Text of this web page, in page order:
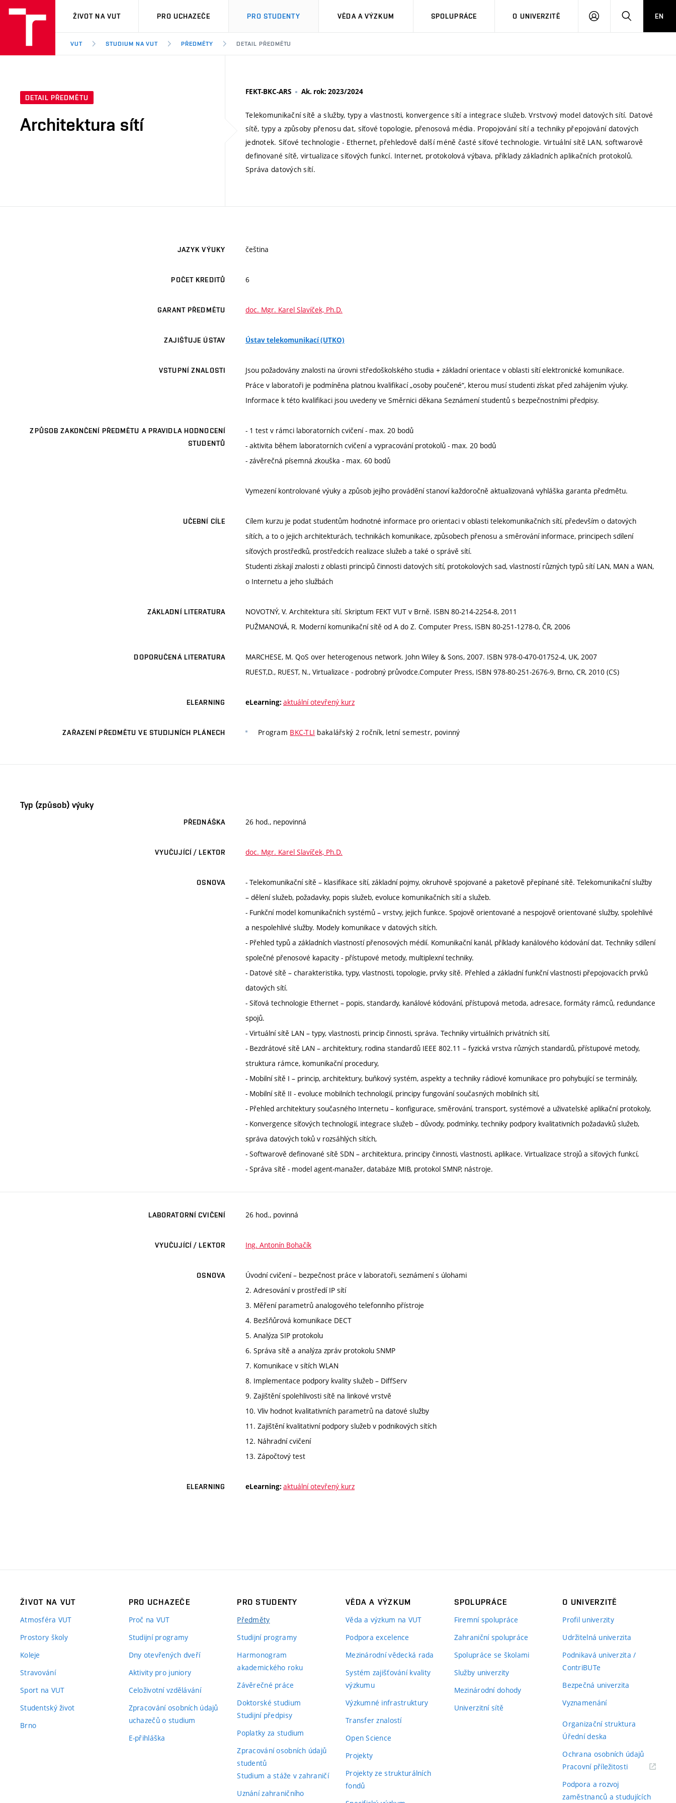
VUT
ŽIVOT NA VUT PRO UCHAZEČE PRO STUDENTY VĚDA A VÝZKUM SPOLUPRÁCE O UNIVERZITĚ
PŘIHLÁSIT HLEDATEN
VUT STUDIUM NA VUT PŘEDMĚTY DETAIL PŘEDMĚTU
DETAIL PŘEDMĚTU
Architektura sítí
FEKT-BKC-ARS Ak. rok: 2023/2024
Telekomunikační sítě a služby, typy a vlastnosti, konvergence sítí a integrace služeb. Vrstvový model datových sítí. Datové
sítě, typy a způsoby přenosu dat, síťové topologie, přenosová média. Propojování sítí a techniky přepojování datových
jednotek. Síťové technologie - Ethernet, přehledově další méně časté síťové technologie. Virtuální sítě LAN, softwarově
definované sítě, virtualizace síťových funkcí. Internet, protokolová výbava, příklady základních aplikačních protokolů.
Správa datových sítí.
JAZYK VÝUKY čeština
POČET KREDITŮ 6
GARANT PŘEDMĚTU doc. Mgr. Karel Slavíček, Ph.D.
ZAJIŠŤUJE ÚSTAV Ústav telekomunikací (UTKO)
VSTUPNÍ ZNALOSTI
Jsou požadovány znalosti na úrovni středoškolského studia + základní orientace v oblasti sítí elektronické komunikace.
Práce v laboratoři je podmíněna platnou kvalifikací „osoby poučené“, kterou musí studenti získat před zahájením výuky.
Informace k této kvalifikaci jsou uvedeny ve Směrnici děkana Seznámení studentů s bezpečnostními předpisy.
ZPŮSOB ZAKONČENÍ PŘEDMĚTU A PRAVIDLA HODNOCENÍ
STUDENTŮ
- 1 test v rámci laboratorních cvičení - max. 20 bodů
- aktivita během laboratorních cvičení a vypracování protokolů - max. 20 bodů
- závěrečná písemná zkouška - max. 60 bodů
Vymezení kontrolované výuky a způsob jejího provádění stanoví každoročně aktualizovaná vyhláška garanta předmětu.
UČEBNÍ CÍLE
Cílem kurzu je podat studentům hodnotné informace pro orientaci v oblasti telekomunikačních sítí, především o datových
sítích, a to o jejich architekturách, technikách komunikace, způsobech přenosu a směrování informace, principech sdílení
síťových prostředků, prostředcích realizace služeb a také o správě sítí.
Studenti získají znalosti z oblasti principů činnosti datových sítí, protokolových sad, vlastností různých typů sítí LAN, MAN a WAN,
o Internetu a jeho službách
ZÁKLADNÍ LITERATURA
NOVOTNÝ, V. Architektura sítí. Skriptum FEKT VUT v Brně. ISBN 80-214-2254-8, 2011
PUŽMANOVÁ, R. Moderní komunikační sítě od A do Z. Computer Press, ISBN 80-251-1278-0, ČR, 2006
DOPORUČENÁ LITERATURA
MARCHESE, M. QoS over heterogenous network. John Wiley & Sons, 2007. ISBN 978-0-470-01752-4, UK, 2007
RUEST,D., RUEST, N., Virtualizace - podrobný průvodce.Computer Press, ISBN 978-80-251-2676-9, Brno, CR, 2010 (CS)
ELEARNING eLearning: aktuální otevřený kurz
ZAŘAZENÍ PŘEDMĚTU VE STUDIJNÍCH PLÁNECH Program BKC-TLI bakalářský 2 ročník, letní semestr, povinný
Typ (způsob) výuky
PŘEDNÁŠKA 26 hod., nepovinná
VYUČUJÍCÍ / LEKTOR doc. Mgr. Karel Slavíček, Ph.D.
OSNOVA
- Telekomunikační sítě – klasifikace sítí, základní pojmy, okruhově spojované a paketově přepínané sítě. Telekomunikační služby
– dělení služeb, požadavky, popis služeb, evoluce komunikačních sítí a služeb.
- Funkční model komunikačních systémů – vrstvy, jejich funkce. Spojově orientované a nespojově orientované služby, spolehlivé
a nespolehlivé služby. Modely komunikace v datových sítích.
- Přehled typů a základních vlastností přenosových médií. Komunikační kanál, příklady kanálového kódování dat. Techniky sdílení
společné přenosové kapacity - přístupové metody, multiplexní techniky.
- Datové sítě – charakteristika, typy, vlastnosti, topologie, prvky sítě. Přehled a základní funkční vlastnosti přepojovacích prvků
datových sítí.
- Síťová technologie Ethernet – popis, standardy, kanálové kódování, přístupová metoda, adresace, formáty rámců, redundance
spojů.
- Virtuální sítě LAN – typy, vlastnosti, princip činnosti, správa. Techniky virtuálních privátních sítí,
- Bezdrátové sítě LAN – architektury, rodina standardů IEEE 802.11 – fyzická vrstva různých standardů, přístupové metody,
struktura rámce, komunikační procedury,
- Mobilní sítě I – princip, architektury, buňkový systém, aspekty a techniky rádiové komunikace pro pohybující se terminály,
- Mobilní sítě II - evoluce mobilních technologií, principy fungování současných mobilních sítí,
- Přehled architektury současného Internetu – konfigurace, směrování, transport, systémové a uživatelské aplikační protokoly,
- Konvergence síťových technologií, integrace služeb – důvody, podmínky, techniky podpory kvalitativních požadavků služeb,
správa datových toků v rozsáhlých sítích,
- Softwarově definované sítě SDN – architektura, principy činnosti, vlastnosti, aplikace. Virtualizace strojů a síťových funkcí,
- Správa sítě - model agent-manažer, databáze MIB, protokol SMNP, nástroje.
LABORATORNÍ CVIČENÍ 26 hod., povinná
VYUČUJÍCÍ / LEKTOR Ing. Antonín Bohačík
OSNOVA
Úvodní cvičení – bezpečnost práce v laboratoři, seznámení s úlohami
2. Adresování v prostředí IP sítí
3. Měření parametrů analogového telefonního přístroje
4. Bezšňůrová komunikace DECT
5. Analýza SIP protokolu
6. Správa sítě a analýza zpráv protokolu SNMP
7. Komunikace v sítích WLAN
8. Implementace podpory kvality služeb – DiffServ
9. Zajištění spolehlivosti sítě na linkové vrstvě
10. Vliv hodnot kvalitativních parametrů na datové služby
11. Zajištění kvalitativní podpory služeb v podnikových sítích
12. Náhradní cvičení
13. Zápočtový test
ELEARNING eLearning: aktuální otevřený kurz
ŽIVOT NA VUT
Atmosféra VUT
Prostory školy
Koleje
Stravování
Sport na VUT
Studentský život
Brno
PRO UCHAZEČE
Proč na VUT
Studijní programy
Dny otevřených dveří
Aktivity pro juniory
Celoživotní vzdělávání
Zpracování osobních údajů
uchazečů o studium
E-přihláška
PRO STUDENTY
Předměty
Studijní programy
Harmonogram
akademického roku
Závěrečné práce
Doktorské studium
Studijní předpisy
Poplatky za studium
Zpracování osobních údajů
studentů
Studium a stáže v zahraničí
Uznání zahraničního
VĚDA A VÝZKUM
Věda a výzkum na VUT
Podpora excelence
Mezinárodní vědecká rada
Systém zajišťování kvality
výzkumu
Výzkumné infrastruktury
Transfer znalostí
Open Science
Projekty
Projekty ze strukturálních
fondů
SPOLUPRÁCE
Firemní spolupráce
Zahraniční spolupráce
Spolupráce se školami
Služby univerzity
Mezinárodní dohody
Univerzitní sítě
O UNIVERZITĚ
Profil univerzity
Udržitelná univerzita
Podnikavá univerzita /
ContriBUTe
Bezpečná univerzita
Vyznamenání
Organizační struktura
Úřední deska
Ochrana osobních údajů
Pracovní příležitosti(externí
Podpora a rozvoj
zaměstnanců a studujících